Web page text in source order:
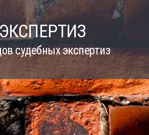
судебных экспертиз